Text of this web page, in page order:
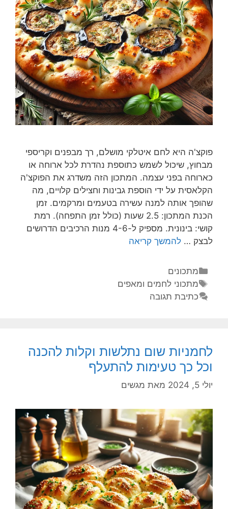
פוקצ'ה היא לחם איטלקי מושלם, רך מבפנים וקריספי
מבחוץ, שיכול לשמש כתוספת נהדרת לכל ארוחה או
כארוחה בפני עצמה. המתכון הזה משדרג את הפוקצ'ה
הקלאסית על ידי הוספת גבינות וחצילים קלויים, מה
שהופך אותה למנה עשירה בטעמים ומרקמים. זמן
הכנת המתכון: 2.5 שעות (כולל זמן התפחה). רמת
קושי: בינונית. מספיק ל-4-6 מנות הרכיבים הדרושים
לבצק … להמשך קריאה
מתכונים
מתכוני לחמים ומאפים
כתיבת תגובה
לחמניות שום נתלשות וקלות להכנה
וכל כך טעימות להתעלף
יולי 5, 2024 מאת מגשים